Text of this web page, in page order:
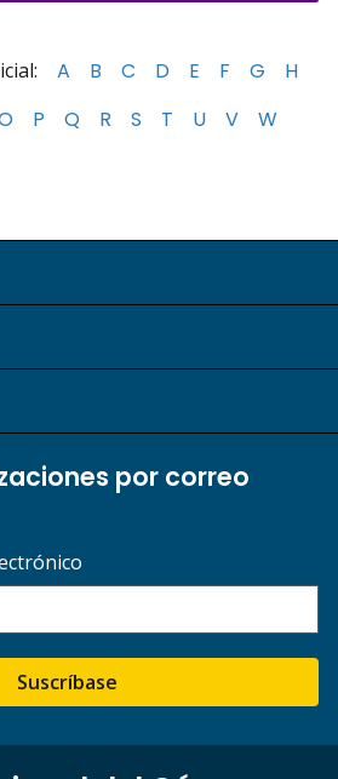
A B C D E F G
H
P Q R S T U V
W
por correo
Suscríbase